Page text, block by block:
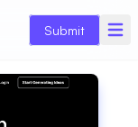
Submit